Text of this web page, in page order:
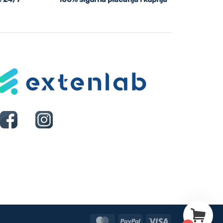
MasterCardPayPal Visa